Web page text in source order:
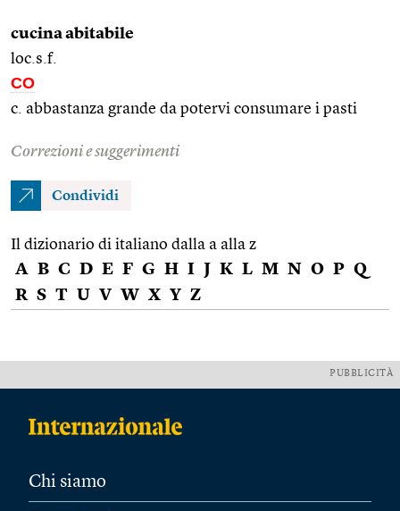
cucina abitabile
loc.s.f.
CO
c. abbastanza grande da potervi consumare i pasti
Correzioni e suggerimenti
Condividi
Il dizionario di italiano dalla a alla z
A B C D E F G H I J K L M N O P Q
R S T U V W X Y Z
PUBBLICITÀ
Chi siamo